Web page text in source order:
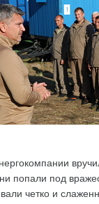
попали под
четко и